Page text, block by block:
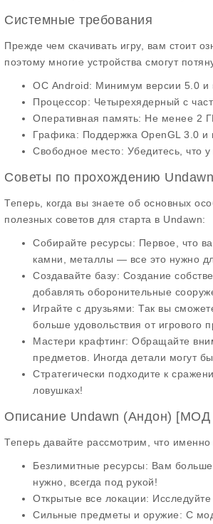
Системные требования
Прежде чем скачивать игру, вам стоит
поэтому многие устройства смогут
ОС Android: Минимум версии 5.0 и
Процессор: Четырехядерный с
Оперативная память: Не менее 2
Графика: Поддержка OpenGL 3.0 и
Свободное место: Убедитесь, что
Советы по прохождению Undawn
Теперь, когда вы знаете об основных
полезных советов для старта в Undawn:
Собирайте ресурсы: Первое, что
камни, металлы — все это нужно
Создавайте базу: Создание
добавлять оборонительные
Играйте с друзьями: Так вы
больше удовольствия от игрового
Мастери крафтинг: Обращайте
предметов. Иногда детали могут
Стратегически подходите к
ловушках!
Описание Undawn (Андон) [МОД
Теперь давайте рассмотрим, что именно
Безлимитные ресурсы: Вам больше
нужно, всегда под рукой!
Открытые все локации:
Сильные предметы и оружие: С